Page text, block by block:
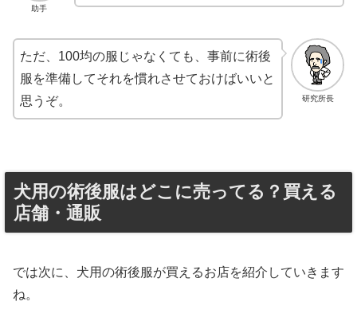
助手
研究所長
ただ、100均の服じゃなくても、事前に術後
服を準備してそれを慣れさせておけばいいと
思うぞ。
犬用の術後服はどこに売ってる？買える
店舗・通販
では次に、犬用の術後服が買えるお店を紹介していきます
ね。